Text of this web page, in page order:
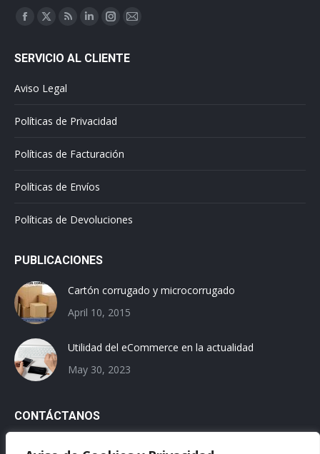
Find us on:
Facebook
opens
window
X
opens
new
window
opens
window
Linkedin
opens
window
Instagram
opens
window
Mail
SERVICIO AL CLIENTE
Aviso Legal
Políticas de Privacidad
Políticas de Facturación
Políticas de Envíos
Políticas de Devoluciones
PUBLICACIONES
Cartón corrugado y microcorrugado
April 10, 2015
Utilidad del eCommerce en la actualidad
May 30, 2023
CONTÁCTANOS